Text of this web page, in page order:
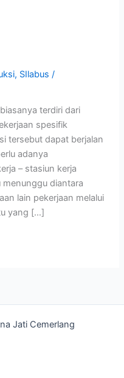
, SIlabus /
terdiri dari
spesifik
tersebut dapat berjalan
adanya
– stasiun kerja
diantara
lain pekerjaan melalui
yang […]
Jati Cemerlang